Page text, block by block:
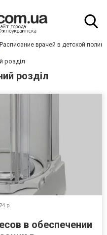
Расписание врачей в детской
розділ
розділ
р.
в обеспечении